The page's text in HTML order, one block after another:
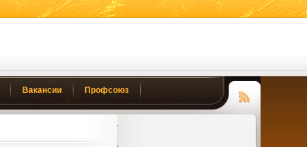
Вакансии Профсоюз
Чтение